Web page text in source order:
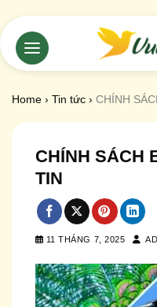
đến
nội
dung
Home › Tin tức › CHÍNH
CHÍNH SÁCH
TIN
11 THÁNG 7, 2025